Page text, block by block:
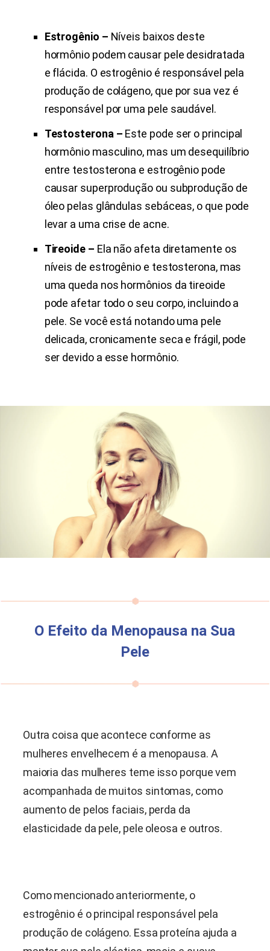
Estrogênio – Níveis baixos deste
hormônio podem causar pele desidratada
e flácida. O estrogênio é responsável pela
produção de colágeno, que por sua vez é
responsável por uma pele saudável.
Testosterona – Este pode ser o principal
hormônio masculino, mas um desequilíbrio
entre testosterona e estrogênio pode
causar superprodução ou subprodução de
óleo pelas glândulas sebáceas, o que pode
levar a uma crise de acne.
Tireoide – Ela não afeta diretamente os
níveis de estrogênio e testosterona, mas
uma queda nos hormônios da tireoide
pode afetar todo o seu corpo, incluindo a
pele. Se você está notando uma pele
delicada, cronicamente seca e frágil, pode
ser devido a esse hormônio.
O Efeito da Menopausa na Sua
Pele
Outra coisa que acontece conforme as
mulheres envelhecem é a menopausa. A
maioria das mulheres teme isso porque vem
acompanhada de muitos sintomas, como
aumento de pelos faciais, perda da
elasticidade da pele, pele oleosa e outros.
Como mencionado anteriormente, o
estrogênio é o principal responsável pela
produção de colágeno. Essa proteína ajuda a